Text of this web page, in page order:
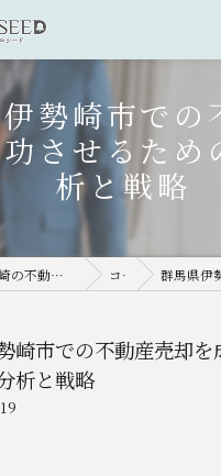
勢崎市での
させるため
析と戦略
群馬県伊勢崎の不動産売却なら株式会社ベルシード コラム 群馬県伊勢崎市での
崎市での不動産売却を
析と戦略